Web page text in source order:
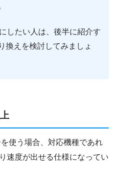
したい人は、後半に紹介す
換えを検討してみましょ
使う場合、対応機種であれ
速度が出せる仕様になってい